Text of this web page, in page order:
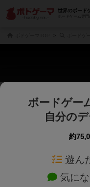
世界のボード
ボードゲーム専
じっくり
商品名、商品説明文、
対象年齢を指定します。
ボードゲー
自分の
約
遊ん
気に